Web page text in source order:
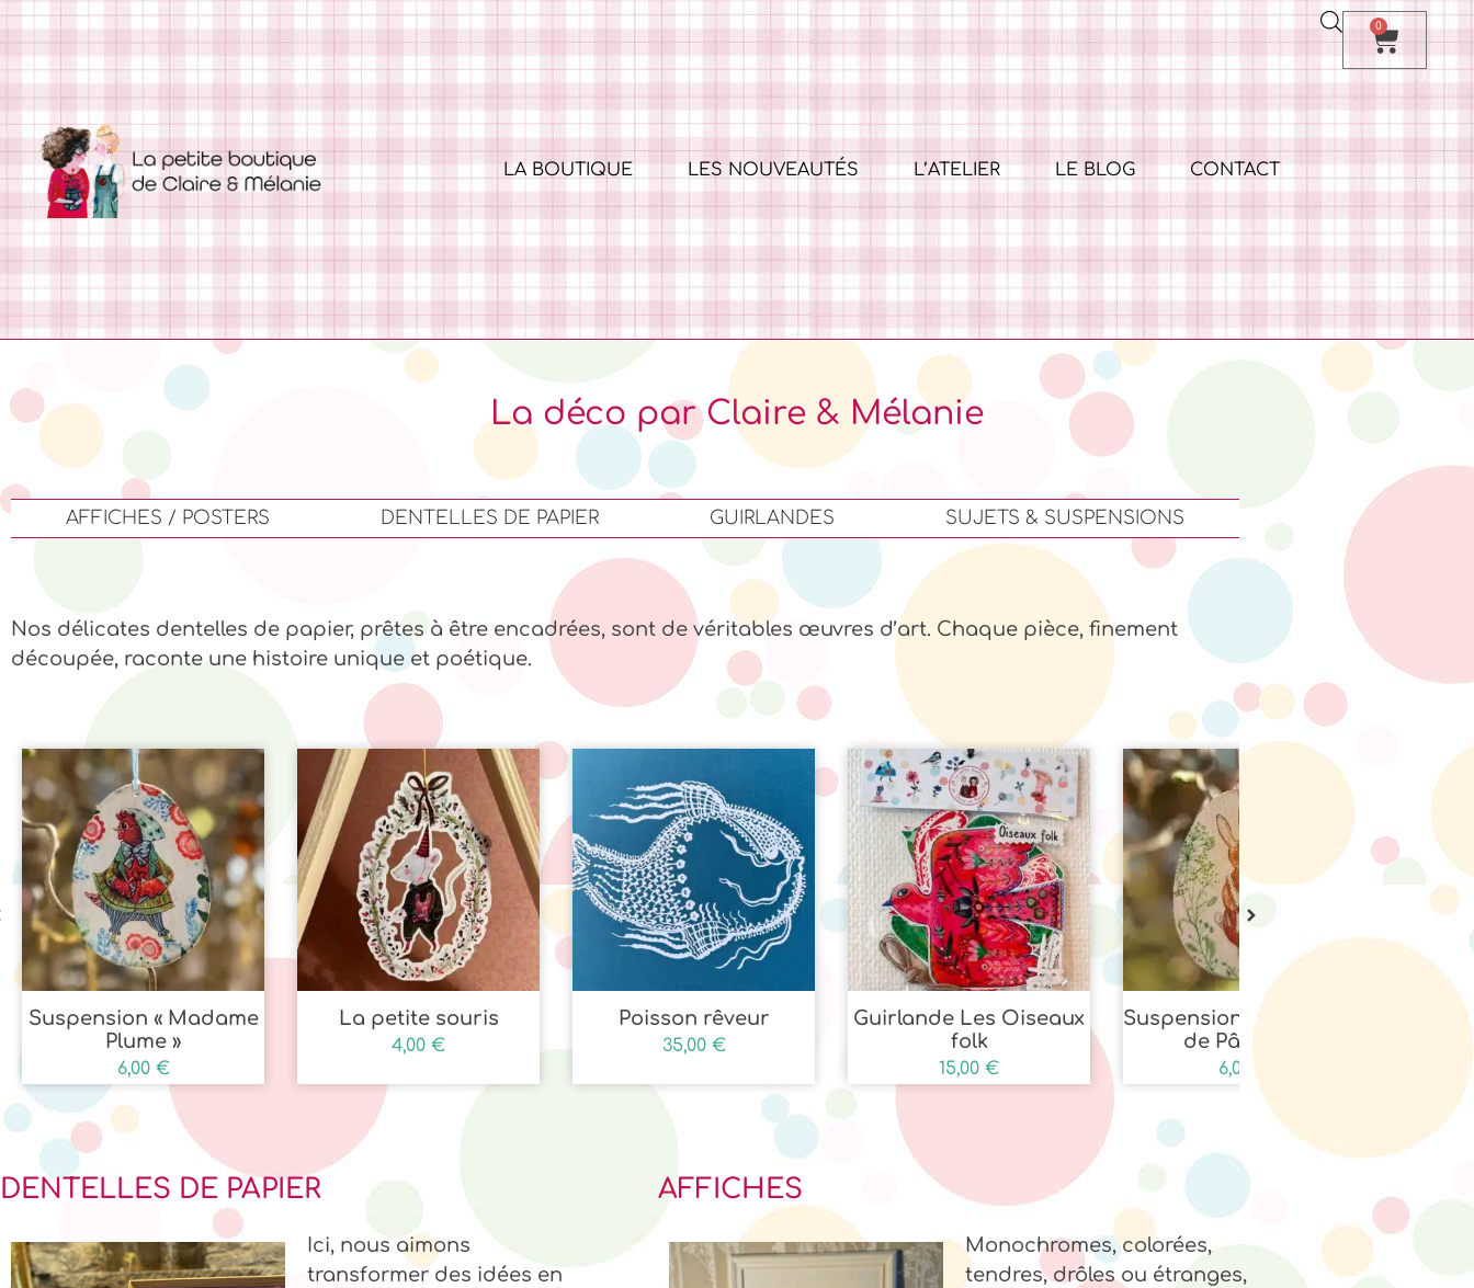
LA BOUTIQUE LES NOUVEAUTÉS L’ATELIER LE BLOG CONTACT
0
La déco par Claire & Mélanie
AFFICHES / POSTERS DENTELLES DE PAPIER GUIRLANDES SUJETS & SUSPENSIONS
Nos délicates dentelles de papier, prêtes à être encadrées, sont de véritables œuvres d’art. Chaque pièce, finement
découpée, raconte une histoire unique et poétique.
Suspension « Madame
Plume »
6,00 €
La petite souris
4,00€
Poisson rêveur
35,00 €
Guirlande Les Oiseaux
folk
15,00€
Suspension « Le gâteau
de Pâques »
6,00
DENTELLES DE PAPIER
Ici, nous aimons
transformer des idées en
AFFICHES
Monochromes, colorées,
tendres, drôles ou étranges,